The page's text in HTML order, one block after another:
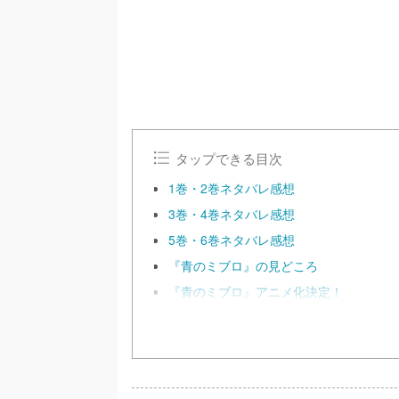
タップできる目次
1巻・2巻ネタバレ感想
3巻・4巻ネタバレ感想
5巻・6巻ネタバレ感想
『青のミブロ』の見どころ
『青のミブロ』アニメ化決定！